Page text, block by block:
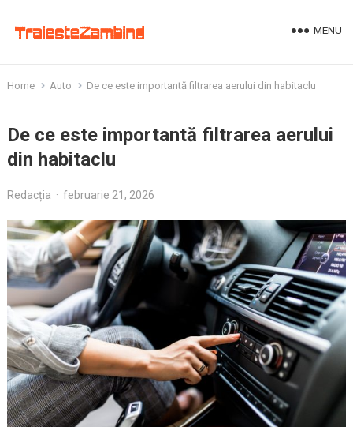
MENU
Home Auto De ce este importantă filtrarea aerului din habitaclu
De ce este importantă filtrarea aerului
din habitaclu
Redacția · februarie 21, 2026